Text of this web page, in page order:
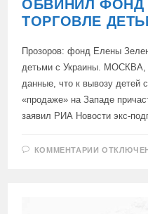
ОБВИНИЛ ФОНД
ТОРГОВЛЕ
Прозоров: фонд Елены
детьми с Украины.
данные, что к вывозу детей
«продаже» на Западе
заявил РИА Новости экс-
КОММЕНТАРИИ К